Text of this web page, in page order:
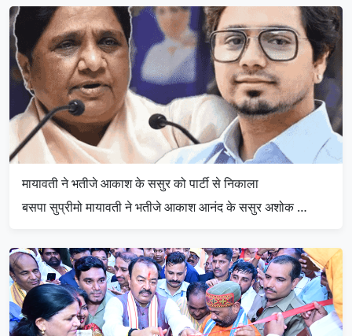
मायावती ने भतीजे आकाश के ससुर को पार्टी से निकाला
बसपा सुप्रीमो मायावती ने भतीजे आकाश आनंद के ससुर अशोक …